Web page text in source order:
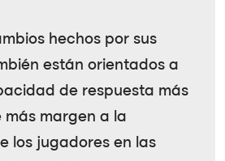
hechos por sus
están orientados a
de respuesta más
margen a la
los jugadores en las